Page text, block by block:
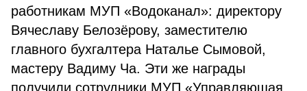
работникам МУП «Водоканал»: директору
Вячеславу Белозёрову, заместителю
главного бухгалтера Наталье Сымовой,
мастеру Вадиму Ча. Эти же награды
получили сотрудники МУП «Управляющая